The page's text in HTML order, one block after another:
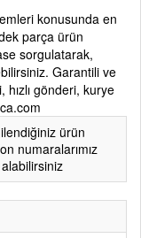
konusunda en
parça ürün
sorgulatarak,
Garantili ve
hızlı gönderi, kurye
ürün
numaralarımız